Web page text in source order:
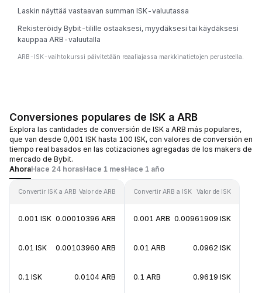
Laskin näyttää vastaavan summan ISK-valuutassa
Rekisteröidy Bybit-tilille ostaaksesi, myydäksesi tai käydäksesi
kauppaa ARB-valuutalla
ARB-ISK-vaihtokurssi päivitetään reaaliajassa markkinatietojen perusteella.
Conversiones populares de ISK a ARB
Explora las cantidades de conversión de ISK a ARB más populares,
que van desde 0,001 ISK hasta 100 ISK, con valores de conversión en
tiempo real basados en las cotizaciones agregadas de los makers de
mercado de Bybit.
AhoraHace 24 horasHace 1 mesHace 1 año
Convertir ISK a ARB Valor de ARB
0.001 ISK 0.00010396 ARB
0.01 ISK 0.00103960 ARB
0.1 ISK 0.0104 ARB
Convertir ARB a ISK Valor de ISK
0.001 ARB 0.00961909 ISK
0.01 ARB 0.0962 ISK
0.1 ARB 0.9619 ISK